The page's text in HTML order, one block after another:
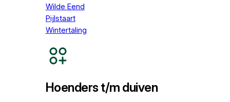
Wilde Eend
Pijlstaart
Wintertaling
Hoenders t/m duiven